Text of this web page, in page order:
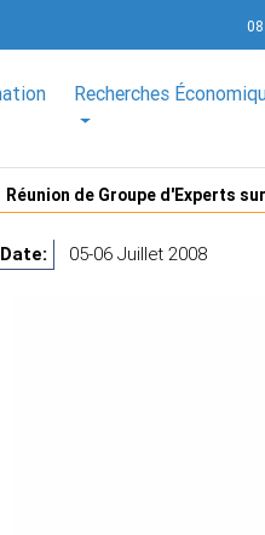
Recherches
Réunion de Groupe d'Experts
Date: 05-06 Juillet 2008